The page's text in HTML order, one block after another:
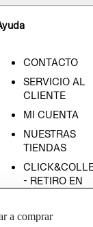
CONTACTO
SERVICIO AL
CLIENTE
MI CUENTA
NUESTRAS
TIENDAS
- RETIRO EN
TÉRMINOS Y
a comprar